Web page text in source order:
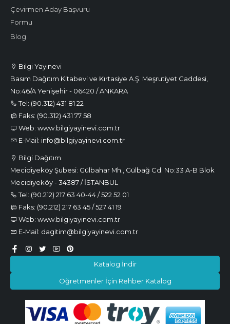
Bilgi Yayınevi
Basım Dağıtım Kitabevi ve Kırtasiye A.Ş. Meşrutiyet Caddesi,
No:46/A Yenişehir - 06420 / ANKARA
Tel: (90.312) 431 81 22
Faks: (90.312) 431 77 58
Web: www.bilgiyayinevi.com.tr
E-Mail: info@bilgiyayinevi.com.tr
Bilgi Dağıtım
Mecidiyeköy Şubesi: Gülbahar Mh., Gülbağ Cd. No:33 A-B Blok
Mecidiyeköy - 34387 / İSTANBUL
Tel: (90.212) 217 63 40-44 / 522 52 01
Faks: (90.212) 217 63 45 / 527 41 19
Web: www.bilgiyayinevi.com.tr
E-Mail: dagitim@bilgiyayinevi.com.tr
Katalog İndir
Öğretmenler İçin Rehber Katalog
Çevirmen Aday Başvuru
Formu
Blog